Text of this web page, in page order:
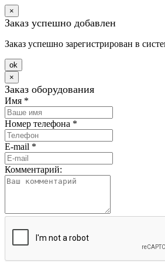
×
Заказ успешно добавлен
Заказ успешно зарегистрирован в
оk
×
Заказ оборудования
Имя *
Номер телефона *
E-mail *
Комментарий: